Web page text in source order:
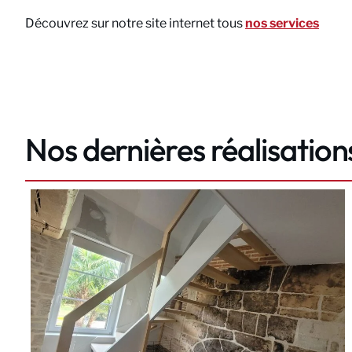
Découvrez sur notre site internet tousnos services
Nos dernières